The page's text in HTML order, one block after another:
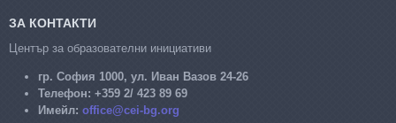
ЗА КОНТАКТИ
Център за образователни инициативи
гр. София 1000, ул. Иван Вазов 24-26
Телефон: +359 2/ 423 89 69
Имейл: office@cei-bg.org